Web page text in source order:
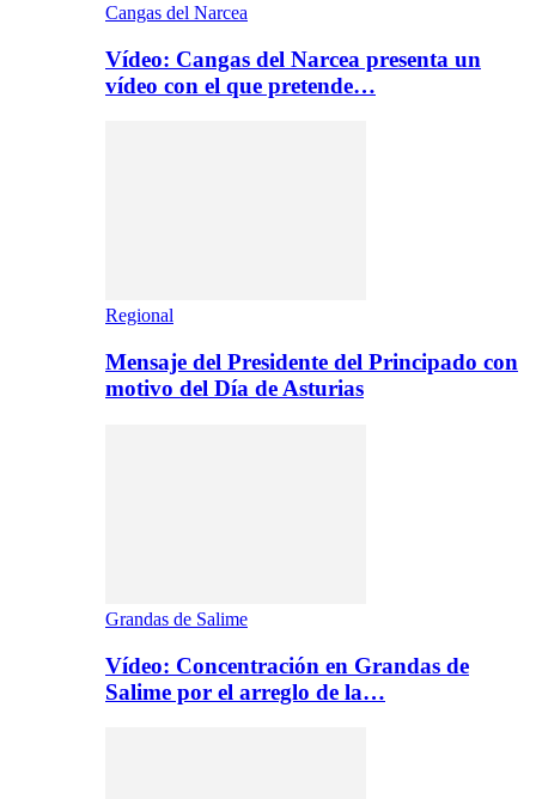
Cangas del Narcea
Vídeo: Cangas del Narcea presenta un
vídeo con el que pretende…
Regional
Mensaje del Presidente del Principado con
motivo del Día de Asturias
Grandas de Salime
Vídeo: Concentración en Grandas de
Salime por el arreglo de la…